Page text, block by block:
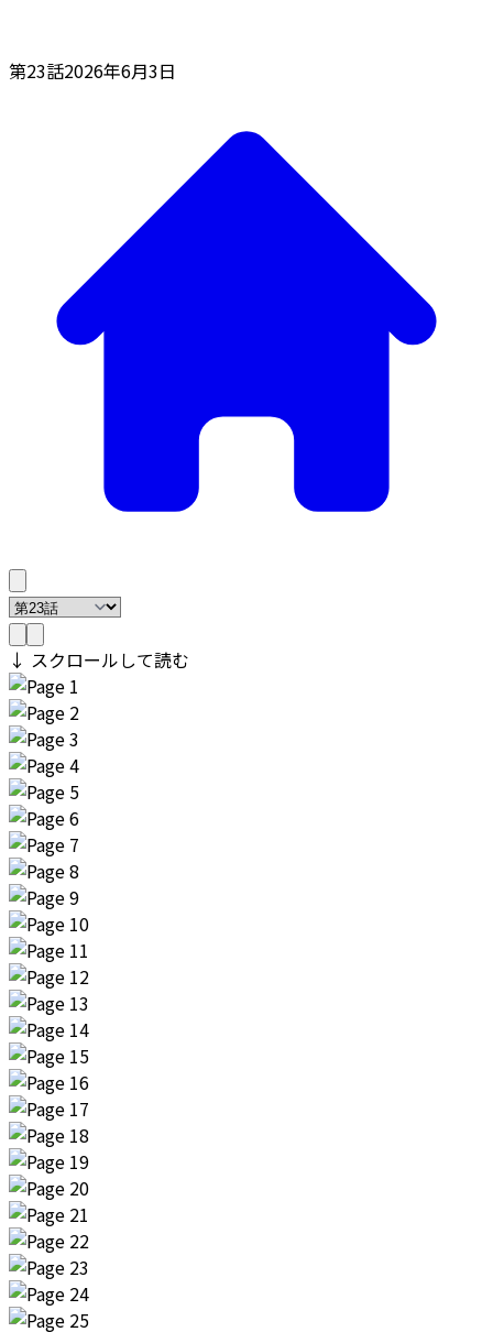
第23話2026年6月3日
↓ スクロールして読む